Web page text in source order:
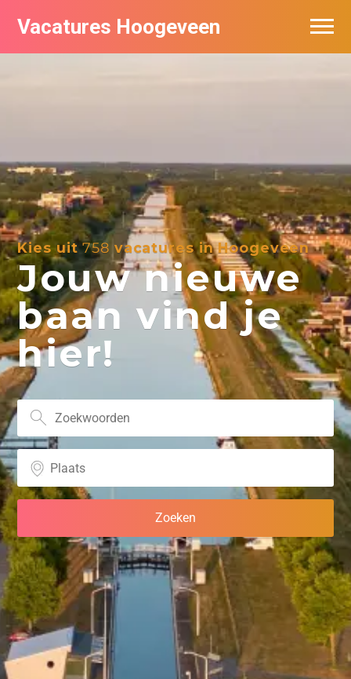
Vacatures Hoogeveen
Kies uit758 vacatures in Hoogeveen
Jouw nieuwe
baan vind je
hier!
Vacatures per bedrijf